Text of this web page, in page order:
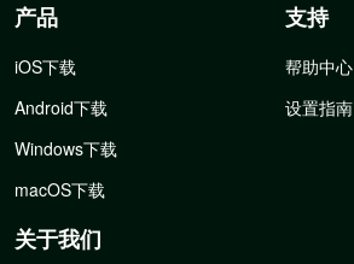
产品
iOS下载
Android下载
Windows下载
macOS下载
支持
帮助中心
设置指南
关于我们